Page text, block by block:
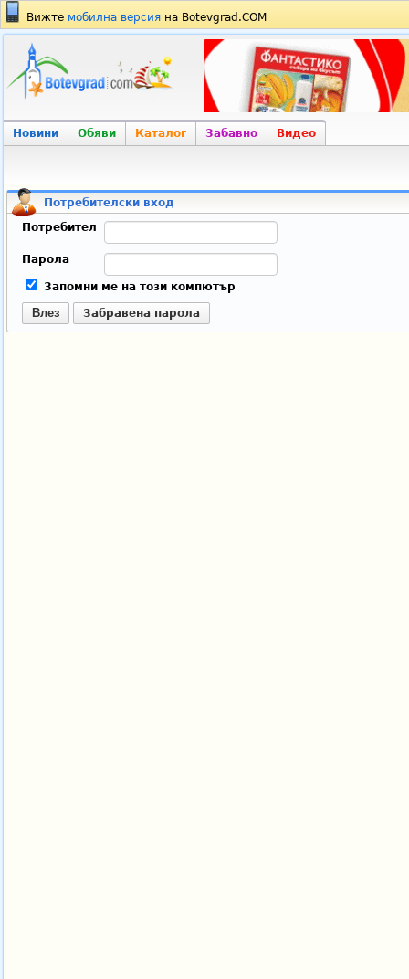
Вижте мобилна версия на Botevgrad.COM
Новини Обяви Каталог Забавно Видео
Потребителски вход
Потребител
Парола
Запомни ме на този компютър
Влез Забравена парола